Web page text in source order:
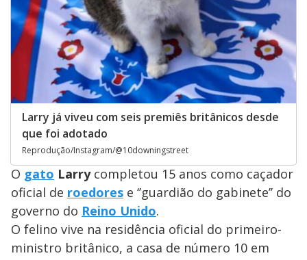
Larry já viveu com seis premiês britânicos desde
que foi adotado
Reprodução/Instagram/@10downingstreet
O gato Larry completou 15 anos como caçador
oficial de roedores e ‘’guardião do gabinete’’ do
governo do Reino Unido.
O felino vive na residência oficial do primeiro-
ministro britânico, a casa de número 10 em